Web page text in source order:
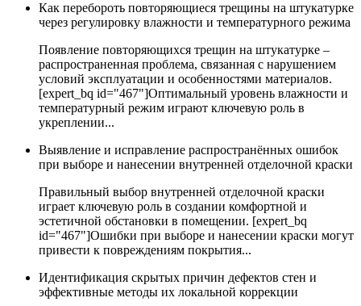
Как перебороть повторяющиеся трещины на штукатурке
через регулировку влажности и температурного режима
Появление повторяющихся трещин на штукатурке –
распространенная проблема, связанная с нарушением
условий эксплуатации и особенностями материалов.
[expert_bq id="467"]Оптимальный уровень влажности и
температурный режим играют ключевую роль в
укреплении...
Выявление и исправление распространённых ошибок
при выборе и нанесении внутренней отделочной краски
Правильный выбор внутренней отделочной краски
играет ключевую роль в создании комфортной и
эстетичной обстановки в помещении. [expert_bq
id="467"]Ошибки при выборе и нанесении краски могут
привести к повреждениям покрытия...
Идентификация скрытых причин дефектов стен и
эффективные методы их локальной коррекции